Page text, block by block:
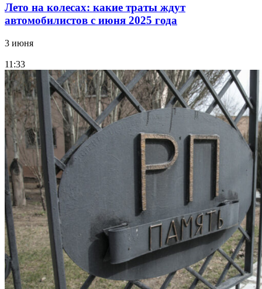
Лето на колесах: какие траты ждут
автомобилистов с июня 2025 года
3 июня
11:33